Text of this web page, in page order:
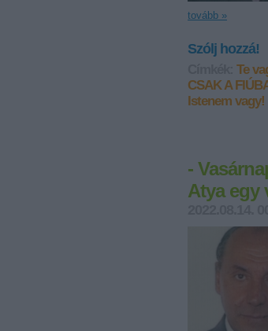
tovább »
Szólj hozzá!
Te
CSAK A
Istenem vagy!
-
Atya egy